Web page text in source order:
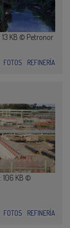
KB © Petronor
FOTOS REFINERÍA
106 KB ©
FOTOS REFINERÍA